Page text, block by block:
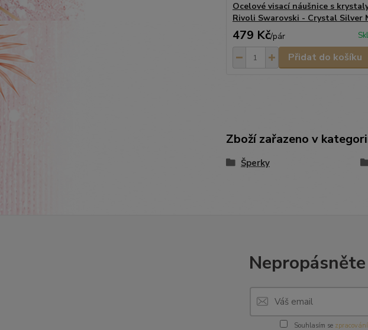
Ocelové visací náušnice s
Rivoli Swarovski - Crystal Silver
479 Kč/pár
Přidat do košíku
Zboží zařazeno v
Šperky
Souhlasím se